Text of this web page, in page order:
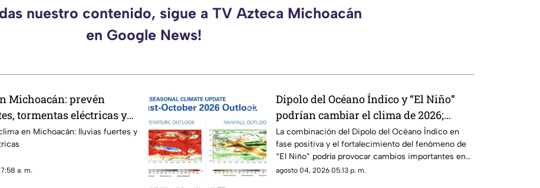
nuestro contenido, sigue a TV Azteca Michoacán
en Google News!
Michoacán: prevén
tormentas eléctricas y
en Michoacán: lluvias fuertes y
a. m.
Dipolo del Océano Índico y “El Niño”
podrían cambiar el clima de 2026;
Michoacán se prepara para lluvias
irregulares y sequías
La combinación del Dipolo del Océano Índico en
fase positiva y el fortalecimiento del fenómeno de
“El Niño” podría provocar cambios importantes en
el clima durante 2026, con periodos de lluvias
agosto 04, 2026 05:13 p. m.